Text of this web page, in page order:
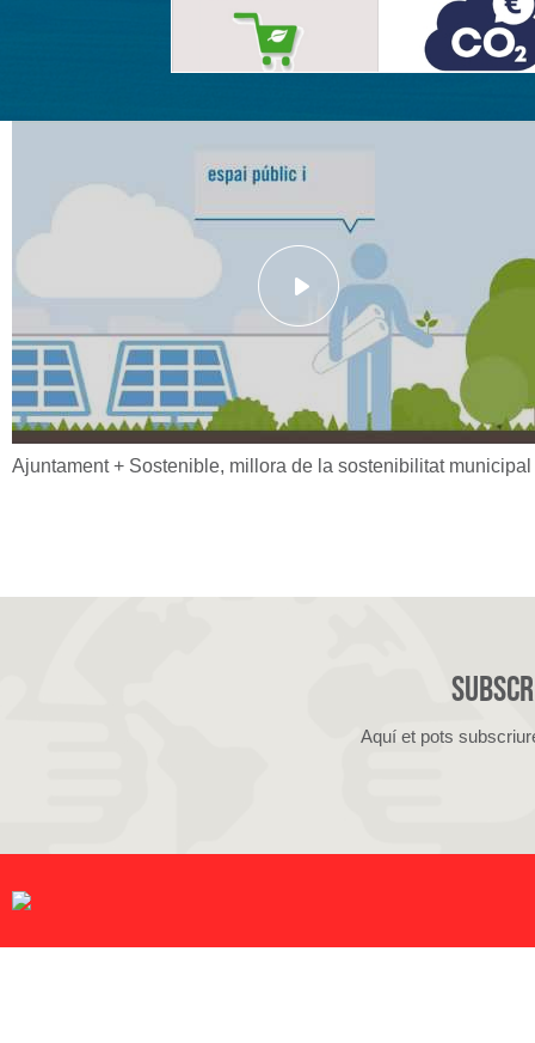
Ajuntament + Sostenible, millora de la sostenibilitat municipal
Aquí et pots